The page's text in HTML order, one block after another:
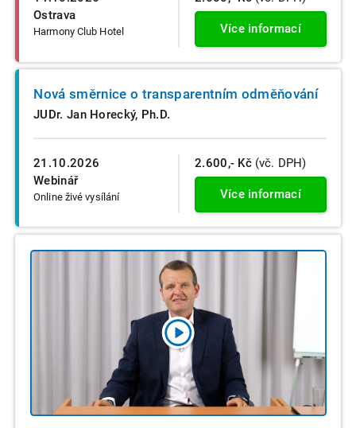
Ostrava
Harmony Club Hotel Více informací
21.10.2026
Webinář
Online živé vysílání
Nová směrnice o transparentním odměňování
JUDr. Jan Horecký, Ph.D.
2.600,- Kč (vč. DPH)
Více informací